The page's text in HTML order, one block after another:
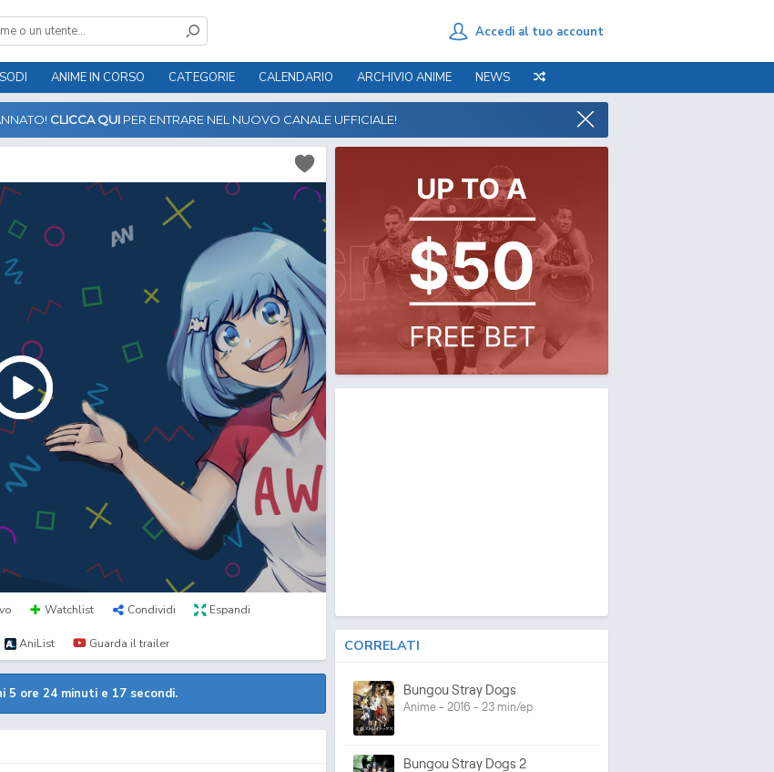
Accedi al tuo account
ANIME IN CORSO CATEGORIE CALENDARIO ARCHIVIO ANIME NEWS
CLICCA QUI PER ENTRARE NEL NUOVO CANALE UFFICIALE!
Watchlist Condividi Espandi
AniList Guarda il trailer
5 ore 24 minuti e 16 secondi.
CORRELATI
Bungou Stray Dogs
Anime - 2016 - 23 min/ep
Bungou Stray Dogs 2